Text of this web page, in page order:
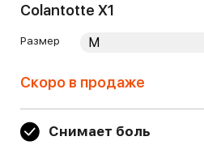
Colantotte X1
Размер
Скоро в продаже
Снимает боль